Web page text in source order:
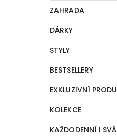
ZAHRADA
DÁRKY
STYLY
BESTSELLERY
EXKLUZIVNÍ
KOLEKCE
KAŽDODENNÍ I